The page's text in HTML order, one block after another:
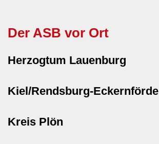
Der ASB vor Ort
Herzogtum Lauenburg
Kiel/Rendsburg-Eckernförde
Kreis Plön